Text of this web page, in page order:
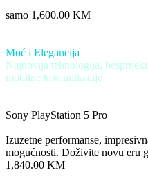
samo 1,600.00 KM
Moć i Elegancija
Najnovija tehnologija,
mobilne komunikacije
Sony PlayStation 5 Pro
Izuzetne performanse,
mogućnosti. Doživite novu eru
1,840.00 KM